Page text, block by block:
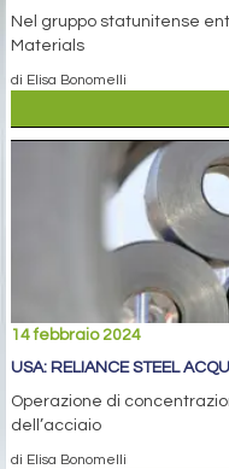
Nel gruppo statunitense
Materials
di Elisa Bonomelli
14 febbraio 2024
USA: RELIANCE STEEL
Operazione di
dell’acciaio
di Elisa Bonomelli